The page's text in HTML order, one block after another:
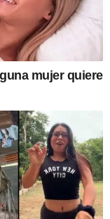
mujer quiere